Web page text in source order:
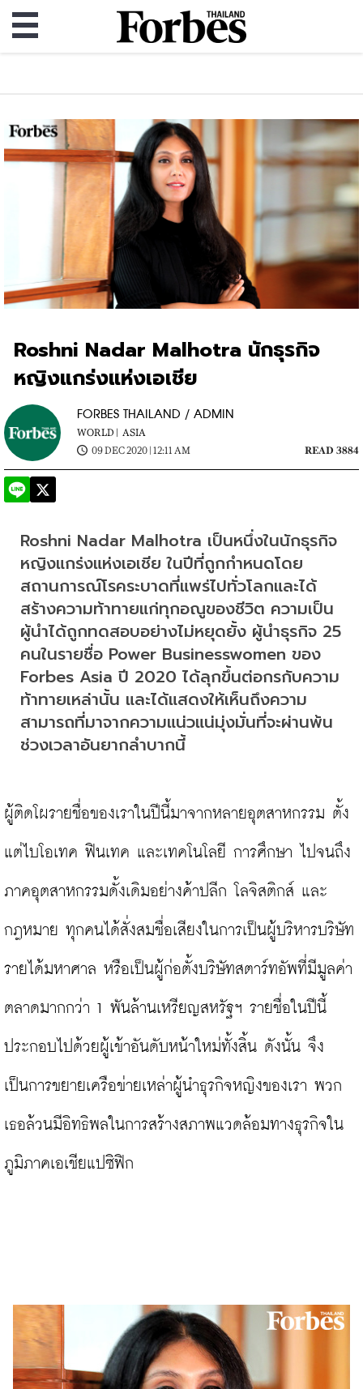
Roshni Nadar Malhotra นักธุรกิจ
หญิงแกร่งแห่งเอเชีย
FORBES THAILAND / ADMIN
WORLD | ASIA
09 DEC 2020 | 12:11 AM
READ 3884
Roshni Nadar Malhotra เป็นหนึ่งในนักธุรกิจ
หญิงแกร่งแห่งเอเชีย ในปีที่ถูกกำหนดโดย
สถานการณ์โรคระบาดที่แพร่ไปทั่วโลกและได้
สร้างความท้าทายแก่ทุกอณูของชีวิต ความเป็น
ผู้นำได้ถูกทดสอบอย่างไม่หยุดยั้ง ผู้นำธุรกิจ 25
คนในรายชื่อ Power Businesswomen ของ
Forbes Asia ปี 2020 ได้ลุกขึ้นต่อกรกับความ
ท้าทายเหล่านั้น และได้แสดงให้เห็นถึงความ
สามารถที่มาจากความแน่วแน่มุ่งมั่นที่จะผ่านพ้น
ช่วงเวลาอันยากลำบากนี้
ผู้ติดโผรายชื่อของเราในปีนี้มาจากหลายอุตสาหกรรม ตั้ง
แต่ไบโอเทค ฟินเทค และเทคโนโลยี การศึกษา ไปจนถึง
ภาคอุตสาหกรรมดั้งเดิมอย่างค้าปลีก โลจิสติกส์ และ
กฎหมาย ทุกคนได้สั่งสมชื่อเสียงในการเป็นผู้บริหารบริษัท
รายได้มหาศาล หรือเป็นผู้ก่อตั้งบริษัทสตาร์ทอัพที่มีมูลค่า
ตลาดมากกว่า 1 พันล้านเหรียญสหรัฐฯ รายชื่อในปีนี้
ประกอบไปด้วยผู้เข้าอันดับหน้าใหม่ทั้งสิ้น ดังนั้น จึง
เป็นการขยายเครือข่ายเหล่าผู้นำธุรกิจหญิงของเรา พวก
เธอล้วนมีอิทธิพลในการสร้างสภาพแวดล้อมทางธุรกิจใน
ภูมิภาคเอเชียแปซิฟิก